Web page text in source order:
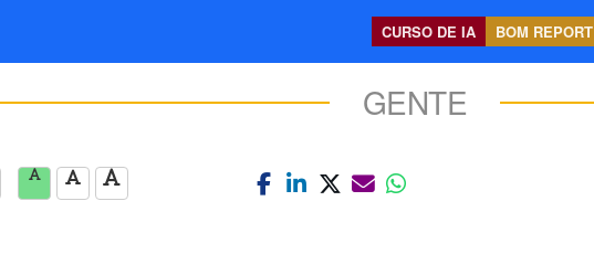
CURSO DE IA BOM REPORT
GENTE